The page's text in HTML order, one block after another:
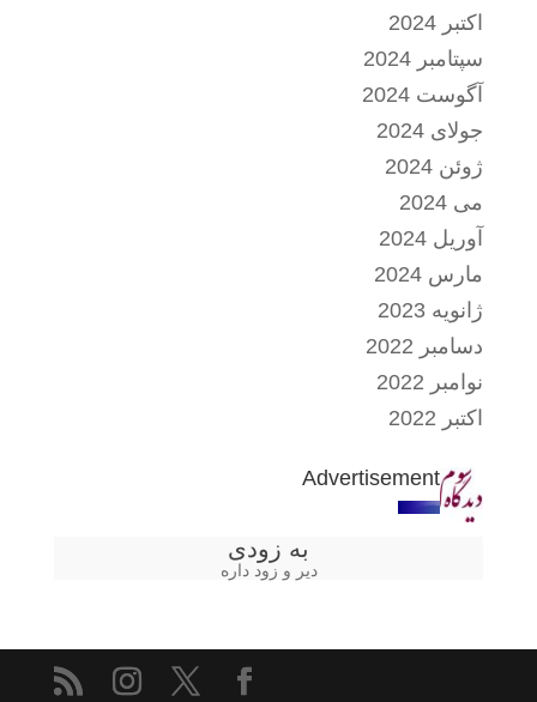
اکتبر 2024
سپتامبر 2024
آگوست 2024
جولای 2024
ژوئن 2024
می 2024
آوریل 2024
مارس 2024
ژانویه 2023
دسامبر 2022
نوامبر 2022
اکتبر 2022
Advertisement
به زودی
دیر و زود داره